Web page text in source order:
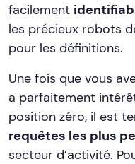
facilement
les précieux robots
pour les définitions.
Une fois que vous
a parfaitement
position zéro, il est
requêtes les plus
secteur d’activité.